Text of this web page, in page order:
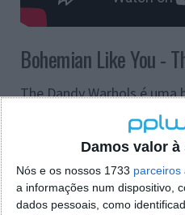
Damos valor
Nós e os nossos 1733 parceiros
a informações num dispositivo,
dados pessoais, como
Bohemian Like You -
The Dandy Warhols é
Portland, Oregon por
guitarra), Zia McCabe
(guitarra), e Eric Hedford
Quando Hedford deixou a
Boer, primo de Taylor-
baterista. O nome da